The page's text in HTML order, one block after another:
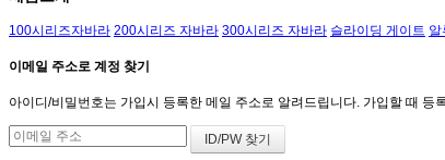
100시리즈자바라 200시리즈 자바라 300시리즈 자바라 슬라이딩 게이트 알
이메일 주소로 계정 찾기
아이디/비밀번호는 가입시 등록한 메일 주소로 알려드립니다. 가입할 때